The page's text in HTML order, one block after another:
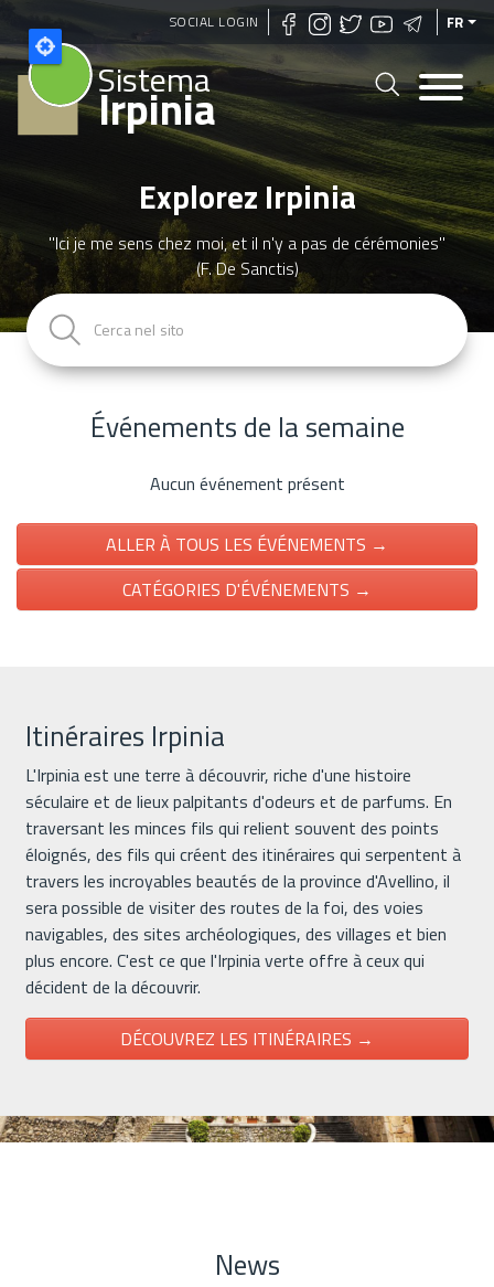
Aller
au
contenu
principal
SOCIAL LOGIN FR
Sistema
Irpinia
Explorez Irpinia
"Ici je me sens chez moi, et il n'y a pas de cérémonies"
(F. De Sanctis)
Événements de la semaine
Aucun événement présent
ALLER À TOUS LES ÉVÉNEMENTS →
CATÉGORIES D'ÉVÉNEMENTS →
Itinéraires Irpinia
L'Irpinia est une terre à découvrir, riche d'une histoire
séculaire et de lieux palpitants d'odeurs et de parfums. En
traversant les minces fils qui relient souvent des points
éloignés, des fils qui créent des itinéraires qui serpentent à
travers les incroyables beautés de la province d'Avellino, il
sera possible de visiter des routes de la foi, des voies
navigables, des sites archéologiques, des villages et bien
plus encore. C'est ce que l'Irpinia verte offre à ceux qui
décident de la découvrir.
DÉCOUVREZ LES ITINÉRAIRES →
News